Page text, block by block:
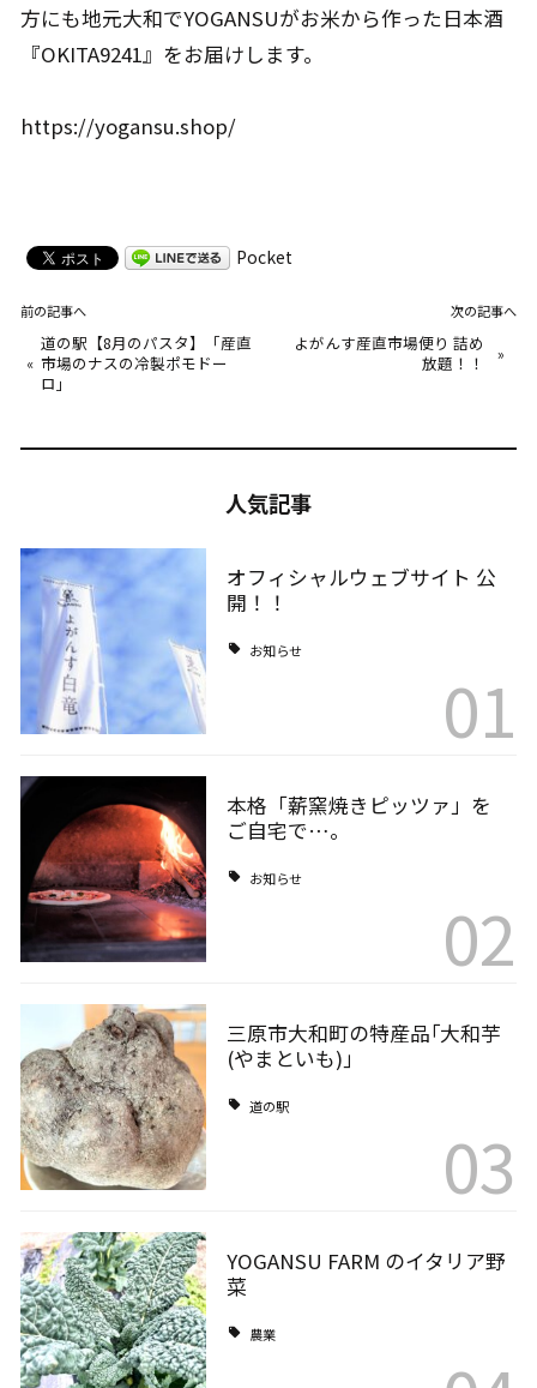
方にも地元大和でYOGANSUがお米から作った日本酒
『OKITA9241』をお届けします。
https://yogansu.shop/
Pocket
前の記事へ
«
道の駅【8月のパスタ】「産直
市場のナスの冷製ポモドー
ロ」
次の記事へ
よがんす産直市場便り 詰め
放題！！
»
人気記事
オフィシャルウェブサイト 公
開！！
お知らせ
01
本格「薪窯焼きピッツァ」を
ご自宅で…。
お知らせ
02
三原市大和町の特産品｢大和芋
(やまといも)｣
道の駅
03
YOGANSU FARM のイタリア野
菜
農業